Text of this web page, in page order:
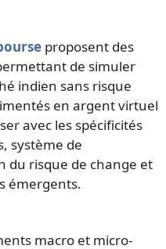
proposent des
de simuler
indien sans risque
en argent virtuel
avec les spécificités
système de
du risque de change et
émergents.
macro et micro-